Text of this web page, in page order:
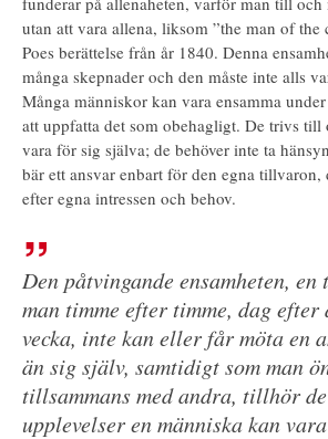
utan att vara allena, liksom ”the man of
Poes berättelse från år 1840. Denna
många skepnader och den måste inte alls
Många människor kan vara ensamma
att uppfatta det som obehagligt. De trivs till
vara för sig själva; de behöver inte ta
bär ett ansvar enbart för den egna tillvaron,
efter egna intressen och behov.
Den påtvingande ensamheten,
man timme efter timme, dag efter
vecka, inte kan eller får möta en
än sig själv, samtidigt som man
tillsammans med andra, tillhör
upplevelser en människa kan